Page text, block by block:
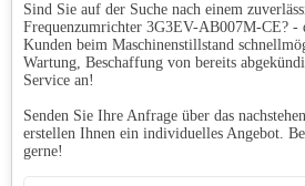
Sind Sie auf der Suche nach einem
Frequenzumrichter 3G3EV-AB007M-CE? -
Kunden beim Maschinenstillstand
Wartung, Beschaffung von bereits
Service an!
Senden Sie Ihre Anfrage über das
erstellen Ihnen ein individuelles Angebot.
gerne!